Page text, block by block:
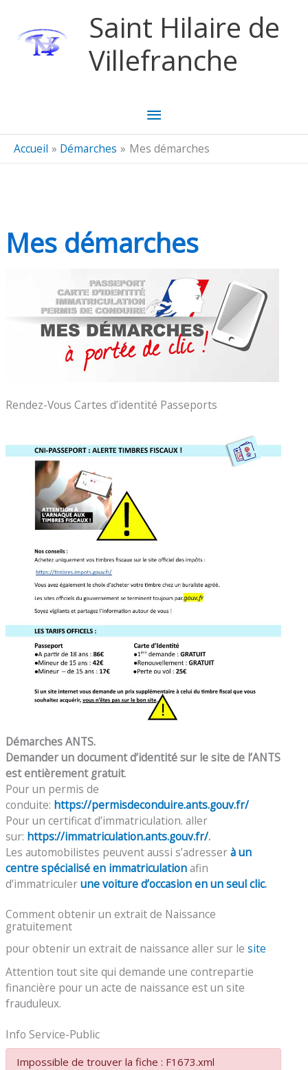
Saint Hilaire de
Villefranche
Menu
principal
Accueil Démarches Mes démarches
Mes démarches
Rendez-Vous Cartes d’identité Passeports
Démarches ANTS.
Demander un document d’identité sur le site de l’ANTS
est entièrement gratuit.
Pour un permis de
conduite: https://permisdeconduire.ants.gouv.fr/
Pour un certificat d’immatriculation. aller
sur: https://immatriculation.ants.gouv.fr/.
Les automobilistes peuvent aussi s’adresserà un
centre spécialisé en immatriculationafin
d’immatriculerune voiture d’occasion en un seul clic.
Comment obtenir un extrait de Naissance
gratuitement
pour obtenir un extrait de naissance aller sur le site
Attention tout site qui demande une contrepartie
financière pour un acte de naissance est un site
frauduleux.
Info Service-Public
Impossible de trouver la fiche : F1673.xml